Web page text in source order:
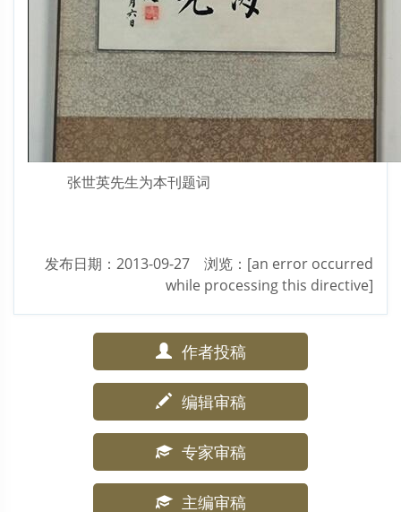
张世英先生为本刊题词
发布日期：2013-09-27 浏览：[an error occurred
while processing this directive]
作者投稿
编辑审稿
专家审稿
主编审稿